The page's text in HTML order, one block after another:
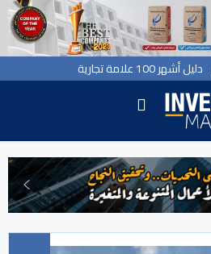
دليل أشهر 100 علامة تجارية